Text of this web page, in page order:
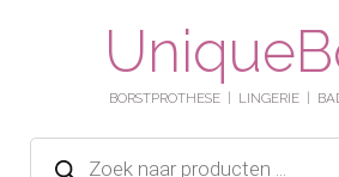
BORSTPROTHESE LINGERIE
Producten
zoeken